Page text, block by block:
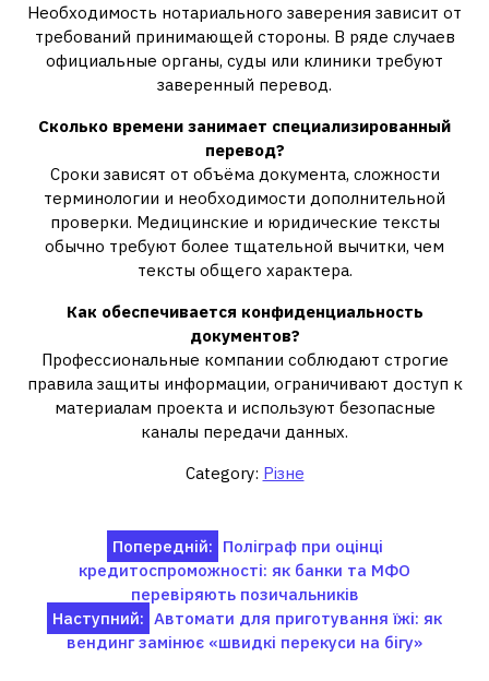
Необходимость нотариального заверения зависит от
требований принимающей стороны. В ряде случаев
официальные органы, суды или клиники требуют
заверенный перевод.
Сколько времени занимает специализированный
перевод?
Сроки зависят от объёма документа, сложности
терминологии и необходимости дополнительной
проверки. Медицинские и юридические тексты
обычно требуют более тщательной вычитки, чем
тексты общего характера.
Как обеспечивается конфиденциальность
документов?
Профессиональные компании соблюдают строгие
правила защиты информации, ограничивают доступ к
материалам проекта и используют безопасные
каналы передачи данных.
Category: Різне
Навігація
записів
Попередній: Поліграф при оцінці
кредитоспроможності: як банки та МФО
перевіряють позичальників
Наступний: Автомати для приготування їжі: як
вендинг замінює «швидкі перекуси на бігу»